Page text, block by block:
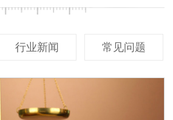
行业新闻 常见问题